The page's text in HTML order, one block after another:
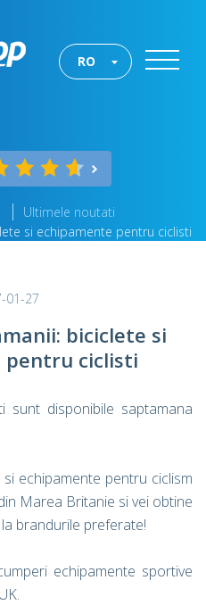
RO
Ultimele noutati
si echipamente pentru ciclisti
01-27
biciclete si
pentru ciclisti
sunt disponibile saptamana
echipamente pentru ciclism
Marea Britanie si vei obtine
brandurile preferate!
echipamente sportive